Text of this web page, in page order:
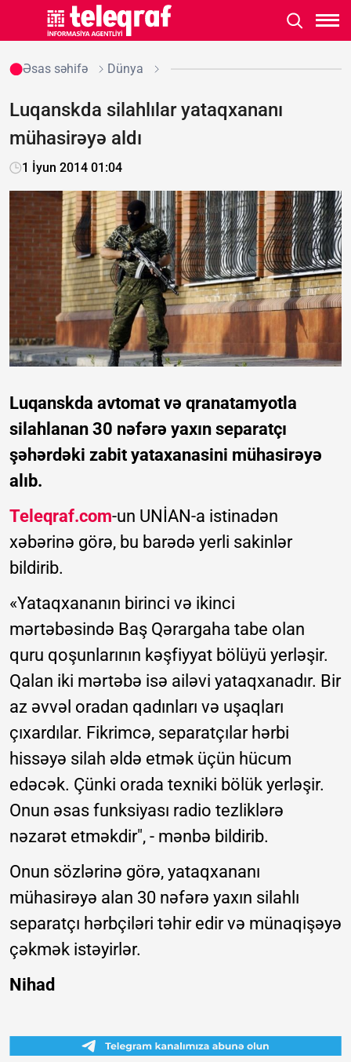
Əsas səhifə Dünya
Luqanskda silahlılar yataqxananı
mühasirəyə aldı
1 İyun 2014 01:04
Luqanskda avtomat və qranatamyotla
silahlanan 30 nəfərə yaxın separatçı
şəhərdəki zabit yataxanasini mühasirəyə
alıb.
Teleqraf.com-un UNİAN-a istinadən
xəbərinə görə, bu barədə yerli sakinlər
bildirib.
«Yataqxananın birinci və ikinci
mərtəbəsində Baş Qərargaha tabe olan
quru qoşunlarının kəşfiyyat bölüyü yerləşir.
Qalan iki mərtəbə isə ailəvi yataqxanadır. Bir
az əvvəl oradan qadınları və uşaqları
çıxardılar. Fikrimcə, separatçılar hərbi
hissəyə silah əldə etmək üçün hücum
edəcək. Çünki orada texniki bölük yerləşir.
Onun əsas funksiyası radio tezliklərə
nəzarət etməkdir", - mənbə bildirib.
Onun sözlərinə görə, yataqxananı
mühasirəyə alan 30 nəfərə yaxın silahlı
separatçı hərbçiləri təhir edir və münaqişəyə
çəkmək istəyirlər.
Nihad